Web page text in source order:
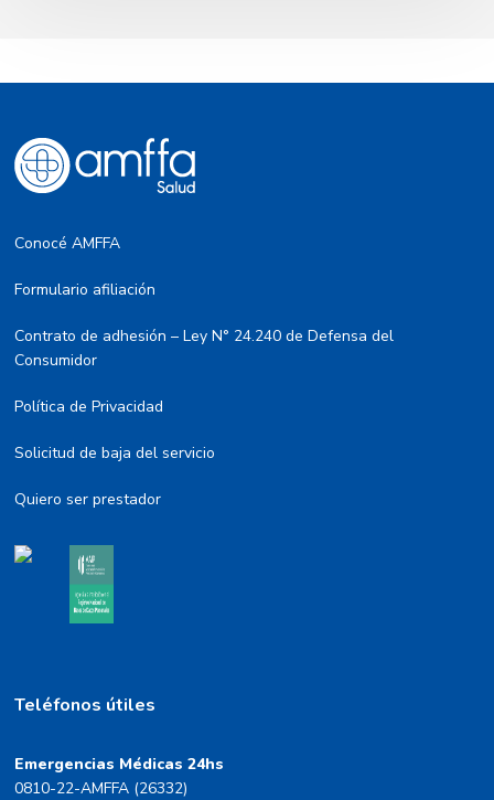
Conocé AMFFA
Formulario afiliación
Contrato de adhesión – Ley N° 24.240 de Defensa del
Consumidor
Política de Privacidad
Solicitud de baja del servicio
Quiero ser prestador
Teléfonos útiles
Emergencias Médicas 24hs
0810-22-AMFFA (26332)